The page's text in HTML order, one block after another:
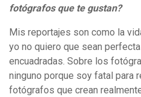
fotógrafos que te gustan?
Mis reportajes son como la
yo no quiero que sean
encuadradas. Sobre los
ninguno porque soy fatal para
fotógrafos que crean